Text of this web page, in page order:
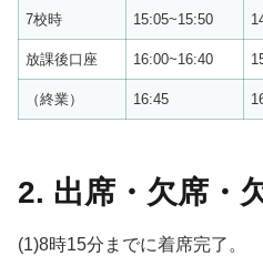
7校時 15:05~15:50
放課後口座 16:00~16:40
（終業） 16:45
2. 出席・欠席・
(1)8時15分までに着席完了。